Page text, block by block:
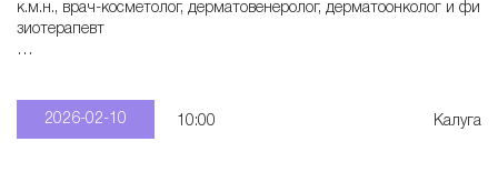
к.м.н., врач-косметолог, дерматовенеролог, дерматоонколог и фи
зиотерапевт
2026-02-10 10:00 Калуга